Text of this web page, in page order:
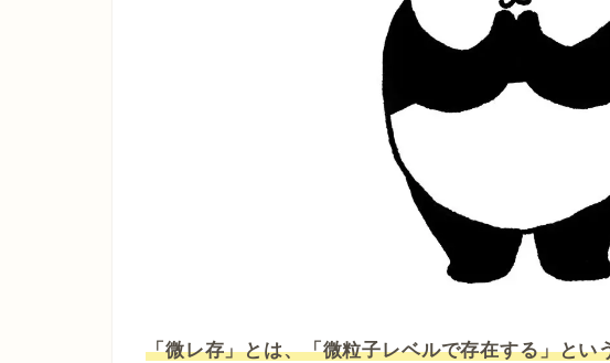
「微レ存」とは、「微粒子レベルで存在する」とい